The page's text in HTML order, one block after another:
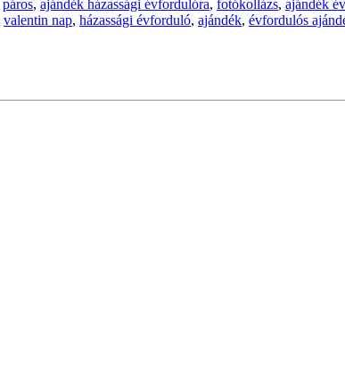
páros, ajándék házassági évfordulóra, fotókollázs, ajándék
valentin nap, házassági évforduló, ajándék, évfordulós